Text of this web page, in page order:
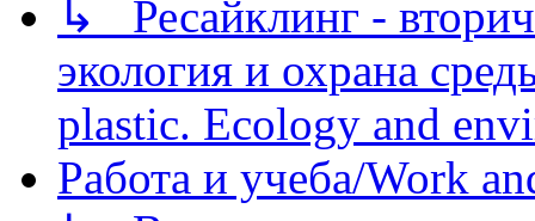
↳ Ресайклинг -
экология и охрана
plastic. Ecology and
Работа и учеба/Work